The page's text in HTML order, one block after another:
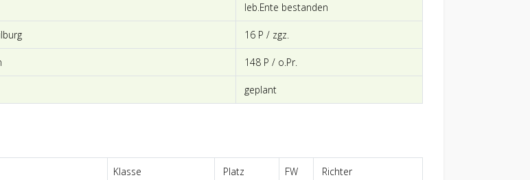
leb.Ente bestanden
16 P / zgz.
148 P / o.Pr.
geplant
Klasse Platz FW Richter